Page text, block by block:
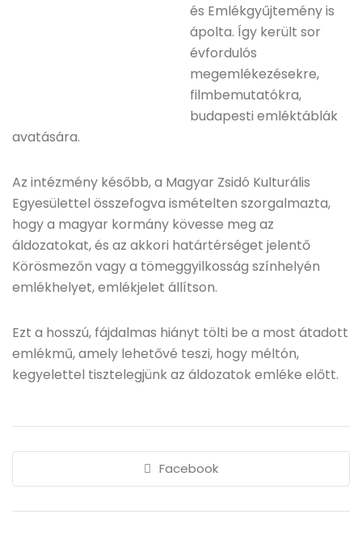
és Emlékgyűjtemény is
ápolta. Így került sor
évfordulós
megemlékezésekre,
filmbemutatókra,
budapesti emléktáblák
avatására.
Az intézmény később, a Magyar Zsidó Kulturális
Egyesülettel összefogva ismételten szorgalmazta,
hogy a magyar kormány kövesse meg az
áldozatokat, és az akkori határtérséget jelentő
Körösmezőn vagy a tömeggyilkosság színhelyén
emlékhelyet, emlékjelet állítson.
Ezt a hosszú, fájdalmas hiányt tölti be a most átadott
emlékmű, amely lehetővé teszi, hogy méltón,
kegyelettel tisztelegjünk az áldozatok emléke előtt.
Facebook